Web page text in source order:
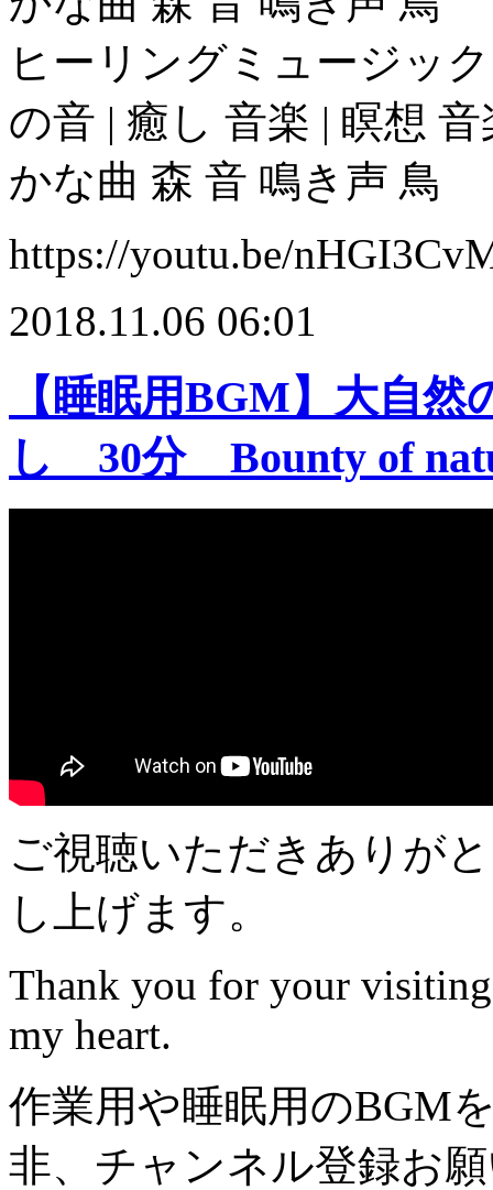
ヒーリングミュージッ
の音 | 癒し 音楽 | 瞑想
かな曲 森 音 鳴き声 鳥
https://youtu.be/
2018.11.06 06:01
【睡眠用BGM】大自
し 30分 Bounty of
ご視聴いただきありが
し上げます。
Thank you for your
my heart.
作業用や睡眠用のBGM
非、チャンネル登録お